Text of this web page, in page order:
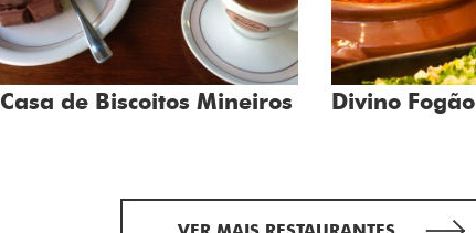
Casa de Biscoitos Mineiros Divino Fogão